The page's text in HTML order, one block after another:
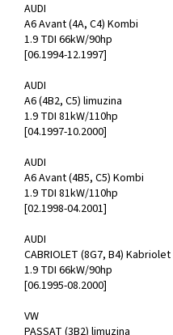
AUDI
A6 Avant (4A, C4) Kombi
1.9 TDI 66kW/90hp
[06.1994-12.1997]
AUDI
A6 (4B2, C5) limuzina
1.9 TDI 81kW/110hp
[04.1997-10.2000]
AUDI
A6 Avant (4B5, C5) Kombi
1.9 TDI 81kW/110hp
[02.1998-04.2001]
AUDI
CABRIOLET (8G7, B4) Kabriolet
1.9 TDI 66kW/90hp
[06.1995-08.2000]
VW